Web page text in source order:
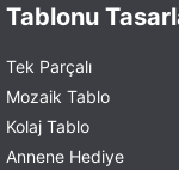
Tablonu
Tek Parçalı
Mozaik Tablo
Kolaj Tablo
Annene Hediye